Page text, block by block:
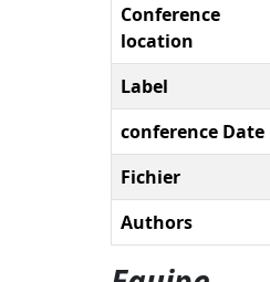
Conference
location
Label
conference Date
Fichier
Authors